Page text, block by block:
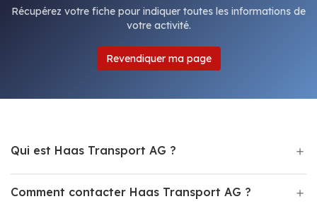
Récupérez votre fiche pour indiquer toutes les informations de
votre activité.
Revendiquer ma page
Qui est Haas Transport AG ?
Comment contacter Haas Transport AG ?